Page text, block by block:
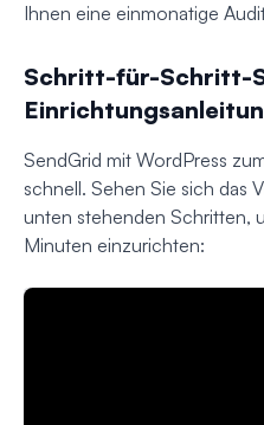
Ihnen eine einmonatige
Schritt-für-Schritt-
SendGrid mit WordPress
schnell. Sehen Sie sich das
unten stehenden Schritten,
Minuten einzurichten: